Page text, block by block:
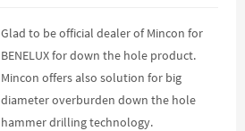
Glad to be official dealer of Mincon for
BENELUX for down the hole product.
Mincon offers also solution for big
diameter overburden down the hole
hammer drilling technology.